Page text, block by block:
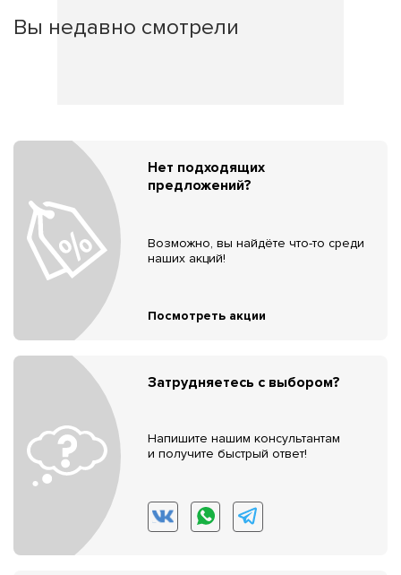
Вы недавно смотрели
Нет подходящих
предложений?
Возможно, вы найдёте что-то среди
наших акций!
Посмотреть акции
Затрудняетесь с выбором?
Напишите нашим консультантам
и получите быстрый ответ!